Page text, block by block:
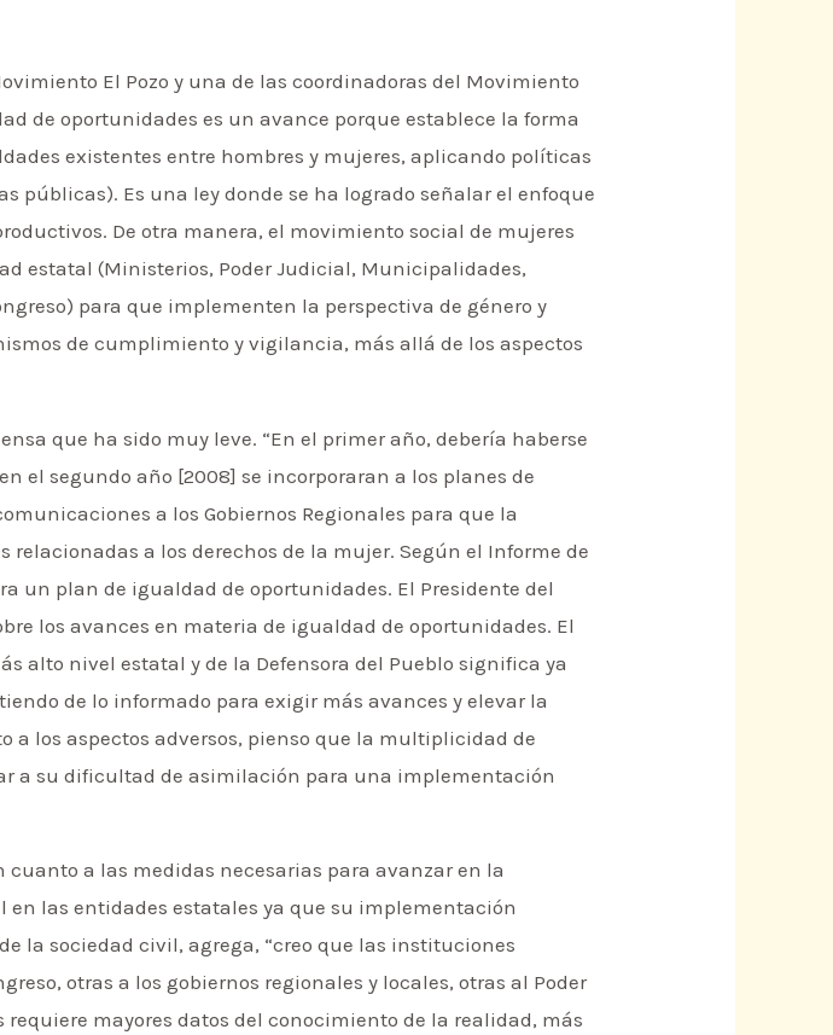
El Pozo y una de las coordinadoras del Movimiento
de oportunidades es un avance porque establece la forma
existentes entre hombres y mujeres, aplicando políticas
públicas). Es una ley donde se ha logrado señalar el enfoque
De otra manera, el movimiento social de mujeres
estatal (Ministerios, Poder Judicial, Municipalidades,
para que implementen la perspectiva de género y
de cumplimiento y vigilancia, más allá de los aspectos
que ha sido muy leve. “En el primer año, debería haberse
el segundo año [2008] se incorporaran a los planes de
a los Gobiernos Regionales para que la
a los derechos de la mujer. Según el Informe de
un plan de igualdad de oportunidades. El Presidente del
los avances en materia de igualdad de oportunidades. El
alto nivel estatal y de la Defensora del Pueblo significa ya
de lo informado para exigir más avances y elevar la
a los aspectos adversos, pienso que la multiplicidad de
a su dificultad de asimilación para una implementación
a las medidas necesarias para avanzar en la
las entidades estatales ya que su implementación
la sociedad civil, agrega, “creo que las instituciones
otras a los gobiernos regionales y locales, otras al Poder
mayores datos del conocimiento de la realidad, más